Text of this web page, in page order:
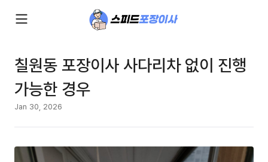
칠원동 포장이사 사다리차 없이 진행
가능한 경우
Jan 30, 2026